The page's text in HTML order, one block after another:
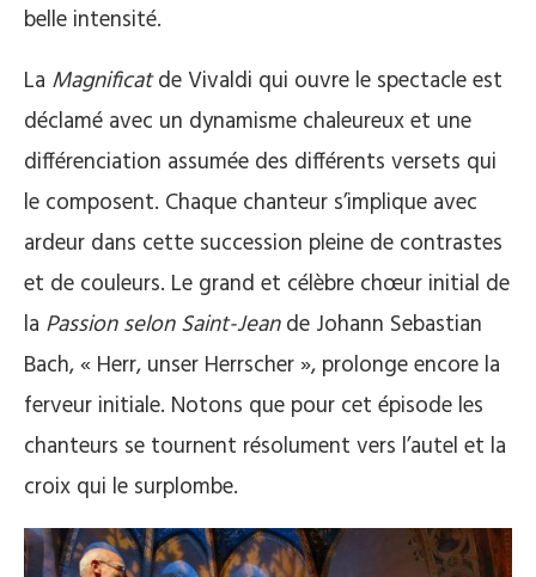
belle intensité.
La Magnificatde Vivaldi qui ouvre le spectacle est
déclamé avec un dynamisme chaleureux et une
différenciation assumée des différents versets qui
le composent. Chaque chanteur s’implique avec
ardeur dans cette succession pleine de contrastes
et de couleurs. Le grand et célèbre chœur initial de
la Passion selon Saint-Jeande Johann Sebastian
Bach, « Herr, unser Herrscher », prolonge encore la
ferveur initiale. Notons que pour cet épisode les
chanteurs se tournent résolument vers l’autel et la
croix qui le surplombe.